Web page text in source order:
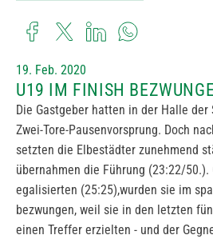
19. Feb. 2020
U19 IM FINISH
Die Gastgeber hatten in der Halle der
Zwei-Tore-Pausenvorsprung. Doch
setzten die Elbestädter zunehmend
übernahmen die Führung (23:22/50.).
egalisierten (25:25),wurden sie im
bezwungen, weil sie in den letzten
einen Treffer erzielten - und der